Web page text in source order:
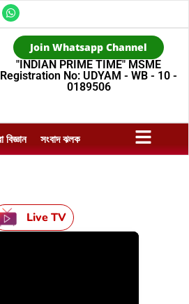
Join Whatsapp Channel
"INDIAN PRIME TIME" MSME
Registration No: UDYAM - WB - 10 -
0189506
সংবাদ ঝলক
Live TV